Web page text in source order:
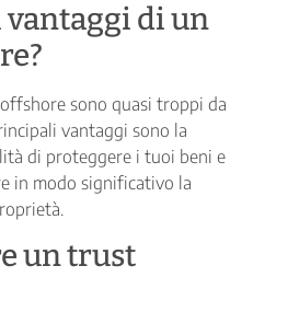
vantaggi di un
sono quasi troppi da
vantaggi sono la
di proteggere i tuoi beni e
in modo significativo la
un trust